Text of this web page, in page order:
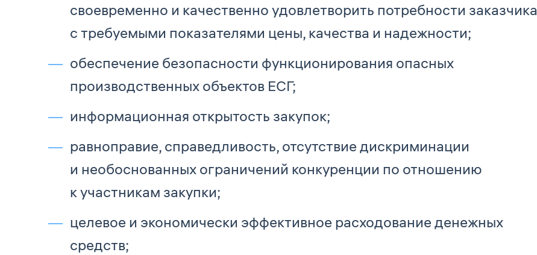
своевременно и качественно удовлетворить потребности заказчика
с требуемыми показателями цены, качества и надежности;
обеспечение безопасности функционирования опасных
производственных объектов ЕСГ;
информационная открытость закупок;
равноправие, справедливость, отсутствие дискриминации
и необоснованных ограничений конкуренции по отношению
к участникам закупки;
целевое и экономически эффективное расходование денежных
средств;